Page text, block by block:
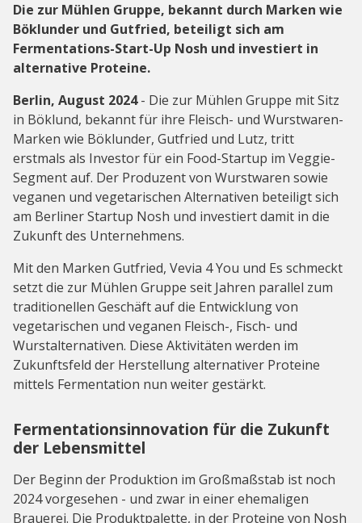
Die zur Mühlen Gruppe, bekannt durch Marken wie
Böklunder und Gutfried, beteiligt sich am
Fermentations-Start-Up Nosh und investiert in
alternative Proteine.
Berlin, August 2024- Die zur Mühlen Gruppe mit Sitz
in Böklund, bekannt für ihre Fleisch- und Wurstwaren-
Marken wie Böklunder, Gutfried und Lutz, tritt
erstmals als Investor für ein Food-Startup im Veggie-
Segment auf. Der Produzent von Wurstwaren sowie
veganen und vegetarischen Alternativen beteiligt sich
am Berliner Startup Nosh und investiert damit in die
Zukunft des Unternehmens.
Mit den Marken Gutfried, Vevia 4 You und Es schmeckt
setzt die zur Mühlen Gruppe seit Jahren parallel zum
traditionellen Geschäft auf die Entwicklung von
vegetarischen und veganen Fleisch-, Fisch- und
Wurstalternativen. Diese Aktivitäten werden im
Zukunftsfeld der Herstellung alternativer Proteine
mittels Fermentation nun weiter gestärkt.
Fermentationsinnovation für die Zukunft
der Lebensmittel
Der Beginn der Produktion im Großmaßstab ist noch
2024 vorgesehen - und zwar in einer ehemaligen
Brauerei. Die Produktpalette, in der Proteine von Nosh